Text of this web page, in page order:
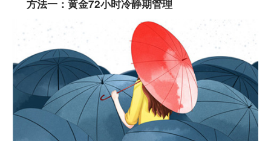
方法一：黄金72小时冷静期管理